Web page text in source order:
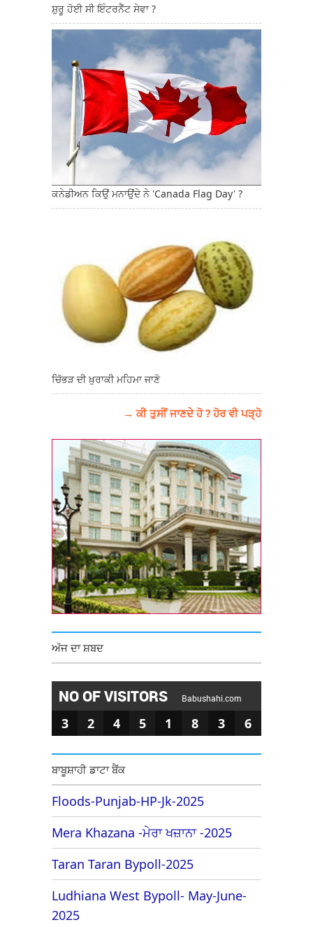
ਸ਼ੁਰੂ ਹੋਈ ਸੀ ਇੰਟਰਨੈੱਟ ਸੇਵਾ ?
ਕਨੇਡੀਅਨ ਕਿਉਂ ਮਨਾਉਂਦੇ ਨੇ 'Canada Flag Day' ?
ਚਿੱਭੜ ਦੀ ਖ਼ੁਰਾਕੀ ਮਹਿਮਾ ਜਾਣੋ
→ ਕੀ ਤੁਸੀਂ ਜਾਣਦੇ ਹੋ ? ਹੋਰ ਵੀ ਪੜ੍ਹੋ
ਅੱਜ ਦਾ ਸ਼ਬਦ
NO OF VISITORS Babushahi.com
3 2 4 5 1 8 3 6
ਬਾਬੂਸ਼ਾਹੀ ਡਾਟਾ ਬੈਂਕ
Floods-Punjab-HP-Jk-2025
Mera Khazana -ਮੇਰਾ ਖਜ਼ਾਨਾ -2025
Taran Taran Bypoll-2025
Ludhiana West Bypoll- May-June-
2025